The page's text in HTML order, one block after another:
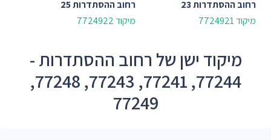
רחובההסתדרות 23
מיקוד 7724921
רחובההסתדרות 25
מיקוד 7724922
מיקוד ישן של רחוב ההסתדרות -
77244, 77241, 77243, 77248,
77249